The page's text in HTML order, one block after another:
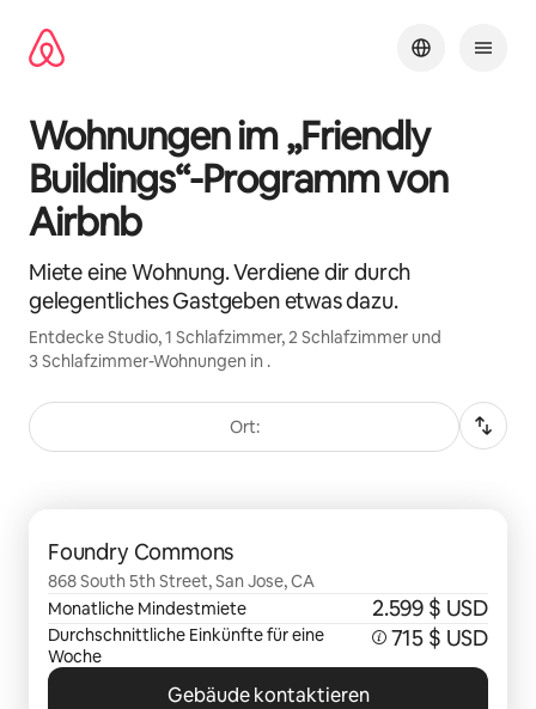
Inhalten
springen
Wohnungen im „Friendly
Buildings“-Programm von
Airbnb
Miete eine Wohnung. Verdiene dir durch
gelegentliches Gastgeben etwas dazu.
Entdecke Studio, 1 Schlafzimmer, 2 Schlafzimmer und
3 Schlafzimmer-Wohnungen in .
Ort:
Foundry Commons
868 South 5th Street, San Jose, CA
Monatliche Mindestmiete
2.599 $ USD
Durchschnittliche Einkünfte für eine
Woche
715 $ USD
Gebäude kontaktieren